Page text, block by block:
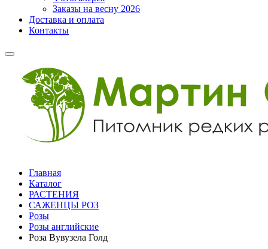
Заказы на весну 2026
Доставка и оплата
Контакты
Главная
Каталог
РАСТЕНИЯ
САЖЕНЦЫ РОЗ
Розы
Розы английские
Роза Вувузела Голд